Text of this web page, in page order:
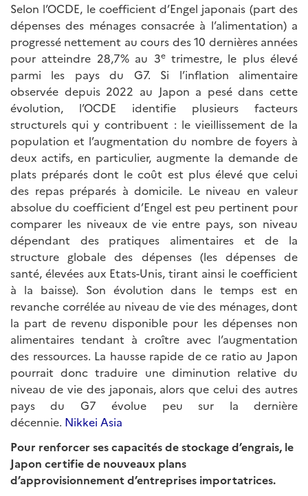
Selon l’OCDE, le coefficient d’Engel japonais (part des
dépenses des ménages consacrée à l’alimentation) a
progressé nettement au cours des 10 dernières années
pour atteindre 28,7% au 3etrimestre, le plus élevé
parmi les pays du G7. Si l’inflation alimentaire
observée depuis 2022 au Japon a pesé dans cette
évolution, l’OCDE identifie plusieurs facteurs
structurels qui y contribuent : le vieillissement de la
population et l’augmentation du nombre de foyers à
deux actifs, en particulier, augmente la demande de
plats préparés dont le coût est plus élevé que celui
des repas préparés à domicile. Le niveau en valeur
absolue du coefficient d’Engel est peu pertinent pour
comparer les niveaux de vie entre pays, son niveau
dépendant des pratiques alimentaires et de la
structure globale des dépenses (les dépenses de
santé, élevées aux Etats-Unis, tirant ainsi le coefficient
à la baisse). Son évolution dans le temps est en
revanche corrélée au niveau de vie des ménages, dont
la part de revenu disponible pour les dépenses non
alimentaires tendant à croître avec l’augmentation
des ressources. La hausse rapide de ce ratio au Japon
pourrait donc traduire une diminution relative du
niveau de vie des japonais, alors que celui des autres
pays du G7 évolue peu sur la dernière
décennie. Nikkei Asia
Pour renforcer ses capacités de stockage d’engrais, le
Japon certifie de nouveaux plans
d’approvisionnement d’entreprises importatrices.